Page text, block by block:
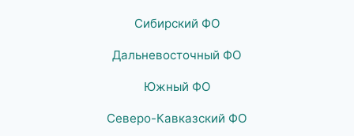
Сибирский ФО
Дальневосточный ФО
Южный ФО
Северо-Кавказский ФО